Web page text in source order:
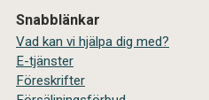
Snabblänkar
Vad kan vi hjälpa dig med?
E-tjänster
Föreskrifter